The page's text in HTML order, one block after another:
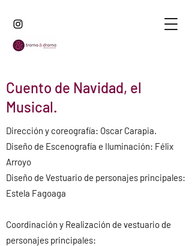
Cuento de Navidad, el
Musical.
Dirección y coreografía: Oscar Carapia.
Diseño de Escenografía e Iluminación: Félix
Arroyo
Diseño de Vestuario de personajes principales:
Estela Fagoaga
Coordinación y Realización de vestuario de
personajes principales: